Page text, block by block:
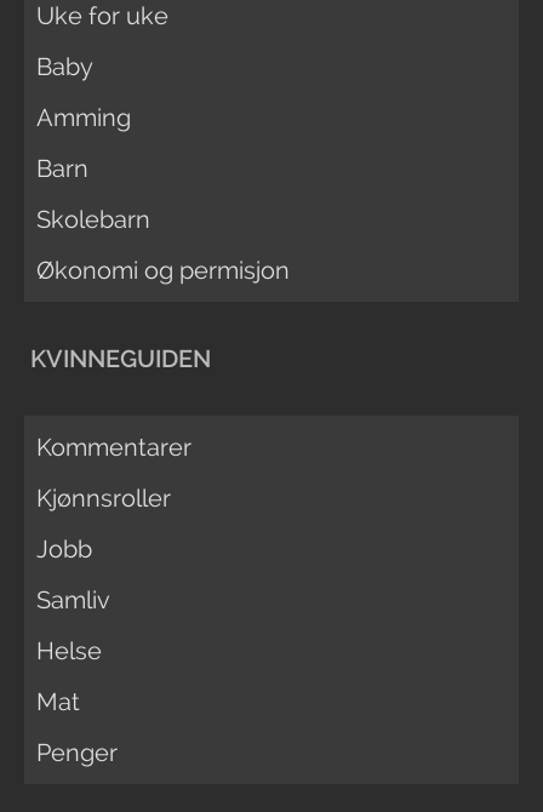
Uke for uke
Baby
Amming
Barn
Skolebarn
Økonomi og permisjon
KVINNEGUIDEN
Kommentarer
Kjønnsroller
Jobb
Samliv
Helse
Mat
Penger